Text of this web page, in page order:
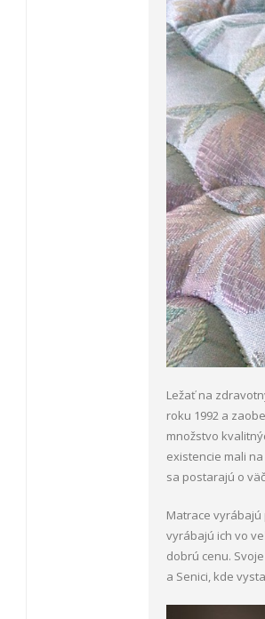
Ležať na
roku 1992 a
množstvo
existencie mali
sa postarajú o
Matrace
vyrábajú ich vo
dobrú cenu. Svoje
a Senici, kde